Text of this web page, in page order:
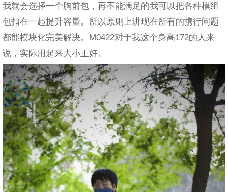
我就会选择一个胸前包，再不能满足的我可以把各种模组
包扣在一起提升容量。所以原则上讲现在所有的携行问题
都能模块化完美解决。M0422对于我这个身高172的人来
说，实际用起来大小正好。